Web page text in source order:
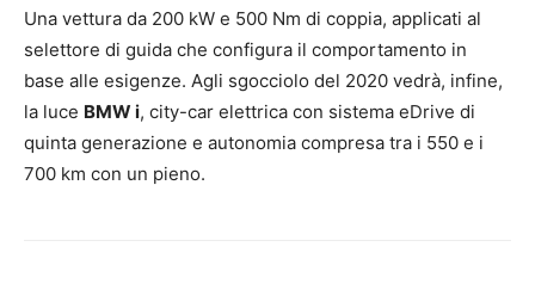
Una vettura da 200 kW e 500 Nm di coppia, applicati al
selettore di guida che configura il comportamento in
base alle esigenze. Agli sgocciolo del 2020 vedrà, infine,
la luce BMW i, city-car elettrica con sistema eDrive di
quinta generazione e autonomia compresa tra i 550 e i
700 km con un pieno.